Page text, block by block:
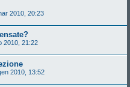
2010, 20:23
2010, 21:22
2010, 13:52